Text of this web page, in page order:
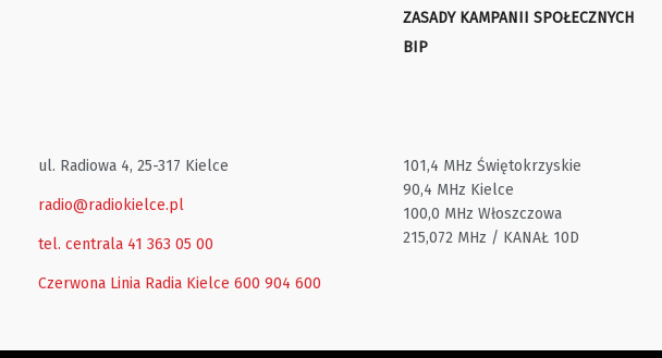
ZASADY KAMPANII SPOŁECZNYCH
BIP
ul. Radiowa 4, 25-317 Kielce
radio@radiokielce.pl
tel. centrala 41 363 05 00
Czerwona Linia Radia Kielce 600 904 600
101,4 MHz Świętokrzyskie
90,4 MHz Kielce
100,0 MHz Włoszczowa
215,072 MHz / KANAŁ 10D